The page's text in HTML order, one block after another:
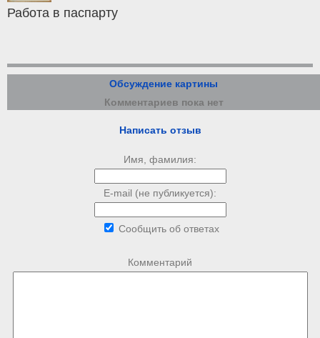
Работа в паспарту
Обсуждение картины
Комментариев пока нет
Написать отзыв
Имя, фамилия:
E-mail (не публикуется):
Сообщить об ответах
Комментарий